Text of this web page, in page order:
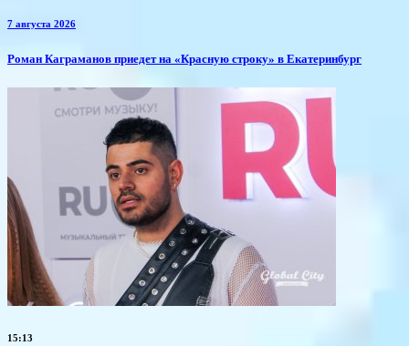
7 августа 2026
​Роман Каграманов приедет на «Красную строку» в Екатеринбург
15:13